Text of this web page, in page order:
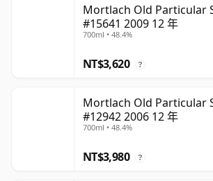
Mortlach Old Particular
#15641 2009 12 年
700ml • 48.4%
NT$3,620 ?
Mortlach Old Particular
#12942 2006 12 年
700ml • 48.4%
NT$3,980 ?